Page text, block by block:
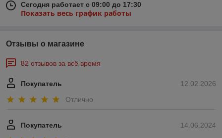
Сегодня работает с 09:00 до 17:30
Показать весь график работы
Отзывы о магазине
82 отзывов за всё время
12.02.2026
Покупатель
Отлично
14.06.2024
Покупатель